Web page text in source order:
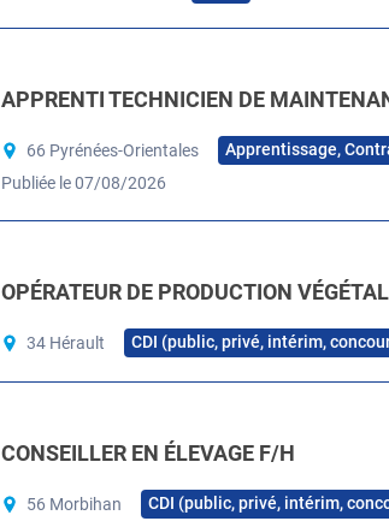
APPRENTI TECHNICIEN DE
66 Pyrénées-Orientales
Apprentissage,
Publiée le 07/08/2026
OPÉRATEUR DE PRODUCTION
34 Hérault CDI (public, privé, intérim,
CONSEILLER EN ÉLEVAGE F/H
56 Morbihan CDI (public, privé, intérim,